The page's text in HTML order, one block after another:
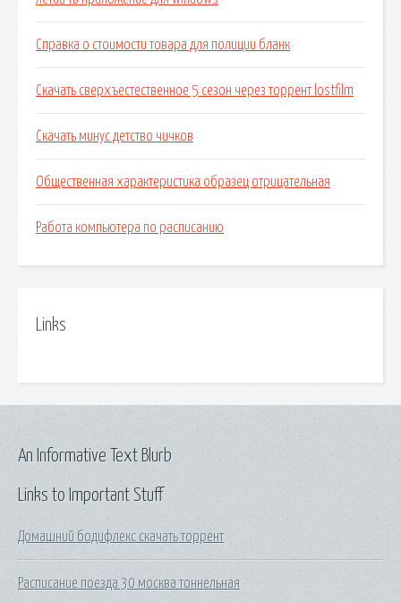
Справка о стоимости товара для полиции бланк
Скачать сверхъестественное 5 сезон через торрент lostfilm
Скачать минус детство чичков
Общественная характеристика образец отрицательная
Работа компьютера по расписанию
Links
Links to Important Stuff
Домашний бодифлекс скачать торрент
Расписание поезда 30 москва тоннельная
An Informative Text Blurb